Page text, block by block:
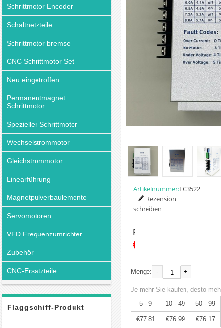
Schrittmotor Encoder
Schaltnetzteile
Schrittmotor bremse
CNC Schrittmotor Set
Neu eingetroffen
Permanentmagnet
Schrittmotor
Spezieller Schrittmotor
Wechselstrommotor
Gleichstrommotor
Linearführung
Magnetpulverbaulemente
Servomotoren
VFD Frequenzumrichter
Zubehör
CNC-Ersatzteile
Flaggschiff-Produkt
Artikelnummer:EC3522
Rezension
schreiben
Preis:
€81.90
Menge: - +
Je mehr Sie kaufen, desto
5 - 9
10 - 49 50 - 99
€77.81 €76.99 €76.17